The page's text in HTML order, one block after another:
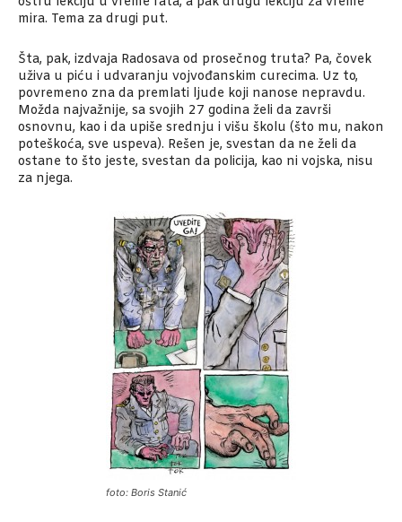
mira. Tema za drugi put.
Šta, pak, izdvaja Radosava od prosečnog truta? Pa, čovek
uživa u piću i udvaranju vojvođanskim curecima. Uz to,
povremeno zna da premlati ljude koji nanose nepravdu.
Možda najvažnije, sa svojih 27 godina želi da završi
osnovnu, kao i da upiše srednju i višu školu (što mu, nakon
poteškoća, sve uspeva). Rešen je, svestan da ne želi da
ostane to što jeste, svestan da policija, kao ni vojska, nisu
za njega.
foto: Boris Stanić